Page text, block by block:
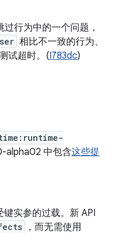
过行为中的一个问题，
相比不一致的行为、
试超时。(I783dc)
alpha02 中包含这些提
键实参的过载。新 API
，而无需使用